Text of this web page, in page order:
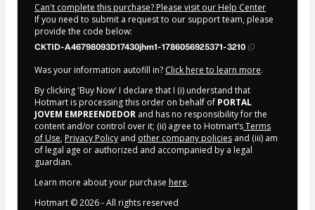
Can't complete this purchase? Please visit our Help Center
If you need to submit a request to our support team, please
provide the code below:
CKTID-A46798093D17430jhm1-1786056925371-3210
Was your information autofill in? Click here to learn more.
By clicking 'Buy Now' I declare that I (i) understand that
Hotmart is processing this order on behalf of PORTAL
JOVEM EMPREENDEDOR and has no responsibility for the
content and/or control over it; (ii) agree to Hotmart’sTerms
of Use, Privacy Policy and other company policies and (iii) am
of legal age or authorized and accompanied by a legal
guardian.
Learn more about your purchase here.
Hotmart ©2026- All rights reserved